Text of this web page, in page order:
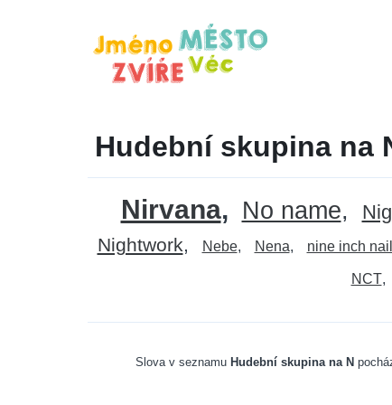
Hudební skupina na
Nirvana No name
Nightwork
Nebe Nena nine inch
NCT
Slova v seznamu Hudební skupina na N